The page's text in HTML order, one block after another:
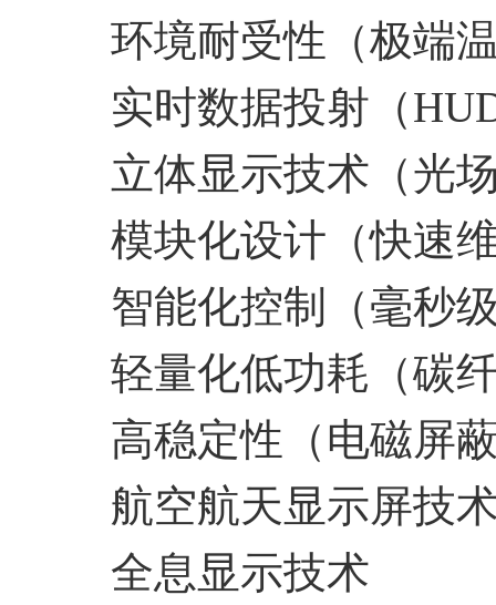
环境耐受性‌（极端
‌实时数据投射‌（
立体显示技术‌（光
模块化设计‌（快速
智能化控制‌（毫秒
轻量化低功耗‌（碳
高稳定性‌（电磁屏
航空航天显示屏技
‌全息显示技术‌